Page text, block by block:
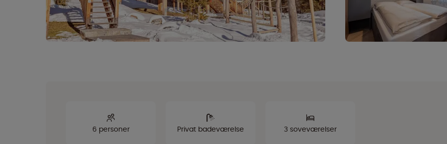
6 personer Privat badeværelse 3 soveværelser